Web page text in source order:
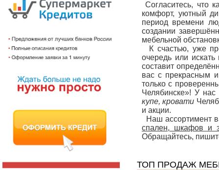
Согласитесь, что
комфорт, уютный
период времени
создании
мебельной
К счастью, уже
очередь или
составит
вас с прекрасным
только с
Челябинске»! У
купе, кровати
и акции.
Наш ассортимент
спален, шкафов и
Обращайтесь,
ТОП ПРОДАЖ